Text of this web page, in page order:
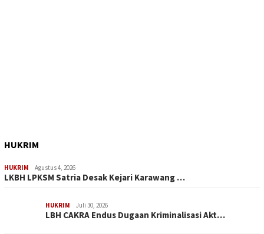
HUKRIM
HUKRIM Agustus 4, 2026
LKBH LPKSM Satria Desak Kejari Karawang …
HUKRIM Juli 30, 2026
LBH CAKRA Endus Dugaan Kriminalisasi Akt…